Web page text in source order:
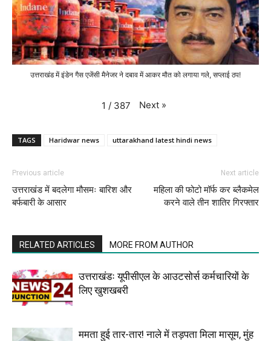
उत्तराखंड में इंडेन गैस एजेंसी मैनेजर ने दबाव में आकर मौत को लगाया गले, सप्लाई ठप!
1 / 387 Next »
TAGS Haridwar news uttarakhand latest hindi news
Previous article
उत्तराखंड में बदलेगा मौसमः बारिश और
बर्फबारी के आसार
Next article
महिला की फोटो मॉर्फ कर ब्लैकमेल
करने वाले तीन शातिर गिरफ्तार
RELATED ARTICLES MORE FROM AUTHOR
उत्तराखंडः यूपीसीएल के आउटसोर्स कर्मचारियों के
लिए खुशखबरी
ममता हुई तार-तार! नाले में तड़पता मिला मासूम, मुंह